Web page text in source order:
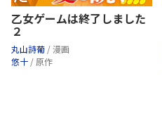
乙女ゲームは終了しました
２
丸山詩葡 / 漫画
悠十 / 原作